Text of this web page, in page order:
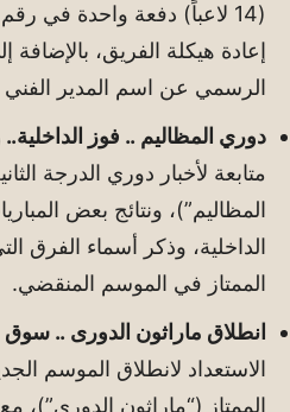
(14 لاعباً) دفعة واحدة
إعادة هيكلة الفريق، بالإضافة
الرسمي عن اسم المدير الفني
دوري المظاليم .. فوز الداخلية..
متابعة لأخبار دوري الدرجة
المظاليم”)، ونتائج بعض
الداخلية، وذكر أسماء الفرق
الممتاز في الموسم المنقضي.
انطلاق ماراثون الدورى .. سوق
الاستعداد لانطلاق الموسم
الممتاز (“ماراثون الدوري”)،